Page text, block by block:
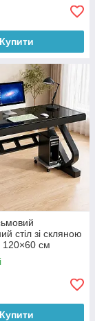
Купити
стіл зі скляною
120×60 см
чорний
Купити